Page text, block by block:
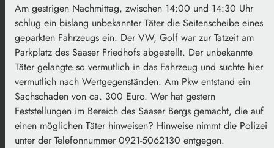
Am gestrigen Nachmittag, zwischen 14:00 und 14:30 Uhr
schlug ein bislang unbekannter Täter die Seitenscheibe eines
geparkten Fahrzeugs ein. Der VW, Golf war zur Tatzeit am
Parkplatz des Saaser Friedhofs abgestellt. Der unbekannte
Täter gelangte so vermutlich in das Fahrzeug und suchte hier
vermutlich nach Wertgegenständen. Am Pkw entstand ein
Sachschaden von ca. 300 Euro. Wer hat gestern
Feststellungen im Bereich des Saaser Bergs gemacht, die auf
einen möglichen Täter hinweisen? Hinweise nimmt die Polizei
unter der Telefonnummer 0921-5062130 entgegen.